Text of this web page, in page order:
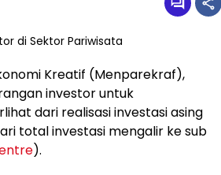
Kreatif (Menparekraf),
investor untuk
dari realisasi investasi asing
total investasi mengalir ke sub
).